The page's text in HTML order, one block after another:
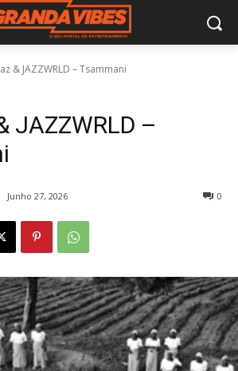
& JAZZWRLD – Tsammani
JAZZWRLD –
Junho 27, 2026 0